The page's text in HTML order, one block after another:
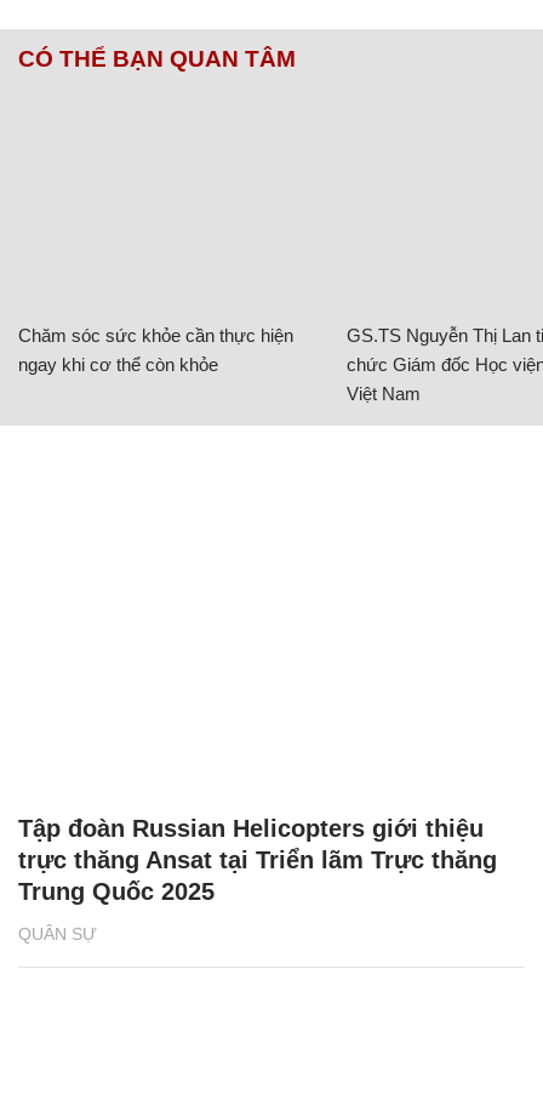
CÓ THỂ BẠN QUAN TÂM
Chăm sóc sức khỏe cần thực hiện
ngay khi cơ thể còn khỏe
GS.TS Nguyễn Thị Lan
chức Giám đốc Học
Việt Nam
QUÂN SỰ
Tập đoàn Russian Helicopters giới thiệu
trực thăng Ansat tại Triển lãm Trực thăng
Trung Quốc 2025